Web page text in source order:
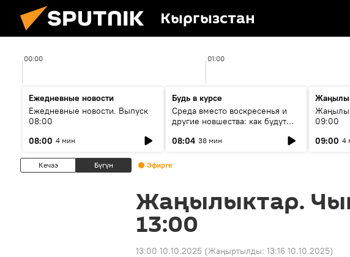
Кыргызстан
00:00 01:00
Ежедневные новости
Ежедневные новости. Выпуск
08:00
08:00 4 мин
Будь в курсе
Среда вместо воскресенья и
другие новшества: как будут
08:04 38 мин
09:00
09:00 4
Кечээ Бүгүн Эфирге
Жаңылыктар.
13:00
13:00 10.10.2025 (Жаңыртылды: 13:16 10.10.2025)